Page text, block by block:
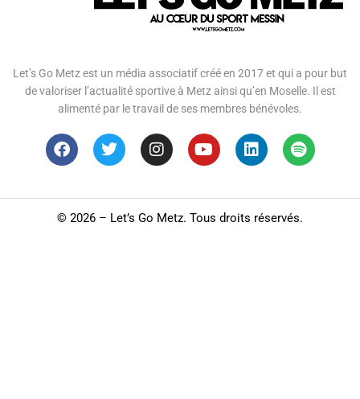
Let’s Go Metz est un média associatif créé en 2017 et qui a pour but
de valoriser l’actualité sportive à Metz ainsi qu’en Moselle. Il est
alimenté par le travail de ses membres bénévoles.
© 2026 – Let’s Go Metz. Tous droits réservés.